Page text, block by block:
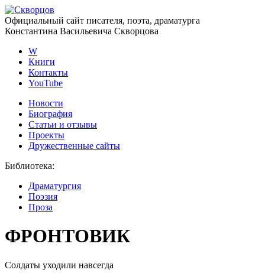
Официальный сайт писателя, поэта, драматурга
Константина Васильевича Скворцова
W
Книги
Контакты
YouTube
Новости
Биография
Статьи и отзывы
Проекты
Дружественные сайты
Библиотека:
Драматургия
Поэзия
Проза
ФРОНТОВИК
Солдаты уходили навсегда